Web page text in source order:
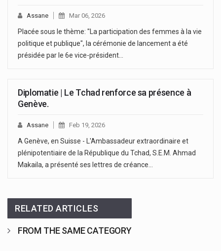
Assane Mar 06, 2026
Placée sous le thème: "La participation des femmes à la vie
politique et publique", la cérémonie de lancement a été
présidée par le 6e vice-président…
Diplomatie | Le Tchad renforce sa présence à
Genève.
Assane Feb 19, 2026
A Genève, en Suisse - L'Ambassadeur extraordinaire et
plénipotentiaire de la République du Tchad, S.E.M. Ahmad
Makaila, a présenté ses lettres de créance…
RELATED ARTICLES
FROM THE SAME CATEGORY